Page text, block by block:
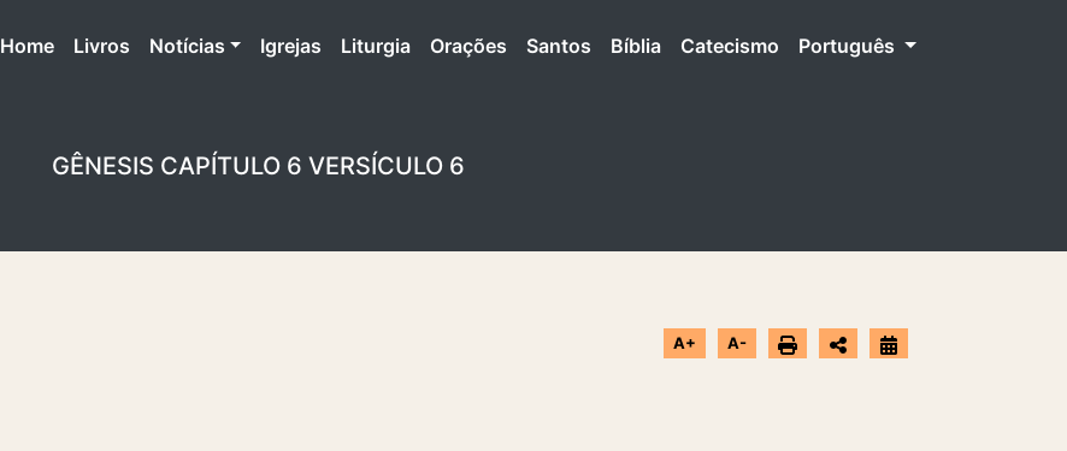
Home(atual)
Livros Notícias Igrejas Liturgia Orações Santos Bíblia Catecismo Português
GÊNESIS CAPÍTULO 6 VERSÍCULO 6
A+ A-